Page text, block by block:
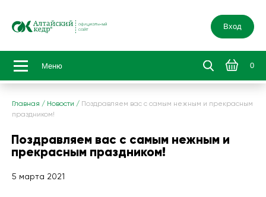
Вход
Меню 0
Главная / Новости / Поздравляем вас с самым нежным и прекрасным
праздником!
Поздравляем вас с самым нежным и
прекрасным праздником!
5 марта 2021